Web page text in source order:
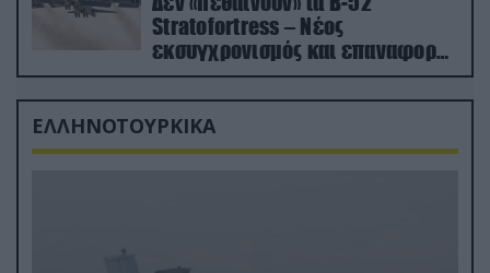
Stratofortress – Νέος
εκσυγχρονισμός και επαναφορά
από τα «νεκροταφεία»
ΕΛΛΗΝΟΤΟΥΡΚΙΚΑ